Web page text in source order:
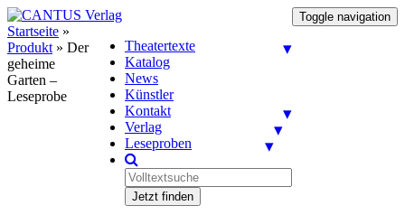
Toggle navigation
Theatertexte
Katalog
News
Künstler
Kontakt
Verlag
Leseproben
Jetzt finden
Startseite »
Produkt » Der
geheime
Garten –
Leseprobe